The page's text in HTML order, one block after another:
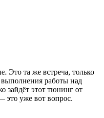
Это та же встреча, только
работы над
зайдёт этот тюнинг от
это уже вот вопрос.